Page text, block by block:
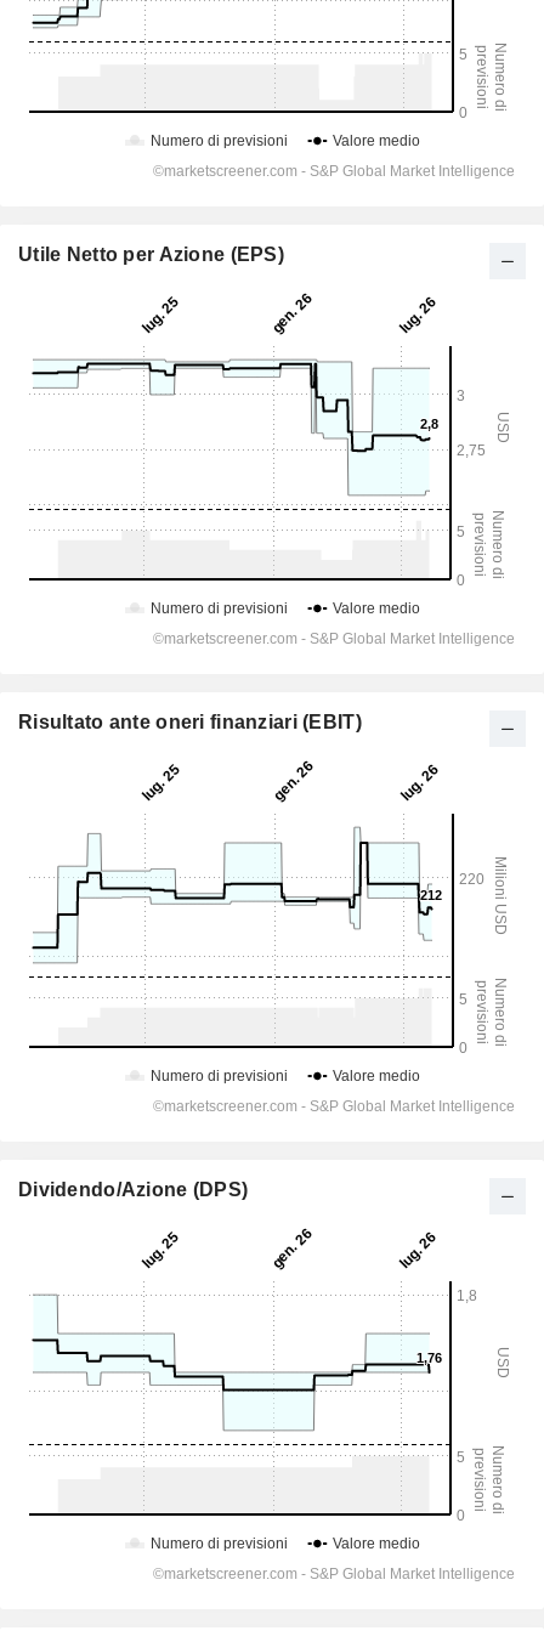
Utile Netto per Azione (EPS)
Risultato ante oneri finanziari (EBIT)
Dividendo/Azione (DPS)